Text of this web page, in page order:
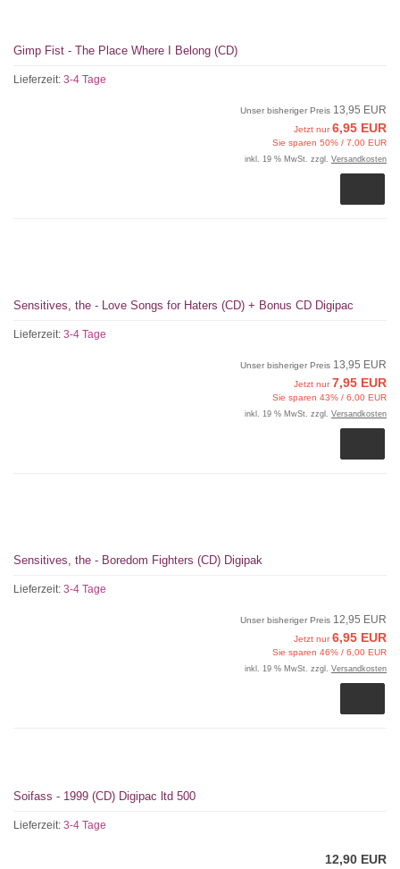
Gimp Fist - The Place Where I Belong (CD)
Lieferzeit: 3-4 Tage
Unser bisheriger Preis 13,95 EUR
Jetzt nur6,95 EUR
Sie sparen 50% / 7,00 EUR
inkl. 19 % MwSt. zzgl. Versandkosten
Sensitives, the - Love Songs for Haters (CD) + Bonus CD Digipac
Lieferzeit: 3-4 Tage
Unser bisheriger Preis 13,95 EUR
Jetzt nur7,95 EUR
Sie sparen 43% / 6,00 EUR
inkl. 19 % MwSt. zzgl. Versandkosten
Sensitives, the - Boredom Fighters (CD) Digipak
Lieferzeit: 3-4 Tage
Unser bisheriger Preis 12,95 EUR
Jetzt nur6,95 EUR
Sie sparen 46% / 6,00 EUR
inkl. 19 % MwSt. zzgl. Versandkosten
Soifass - 1999 (CD) Digipac ltd 500
Lieferzeit: 3-4 Tage
12,90 EUR